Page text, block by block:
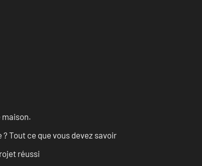
maison.
Tout ce que vous devez savoir
réussi